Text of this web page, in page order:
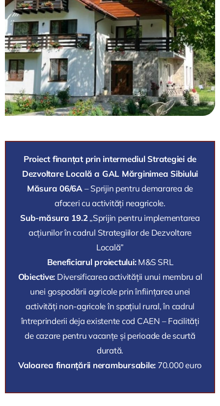
Proiect finanțat prin intermediul Strategiei de
Dezvoltare Locală a GAL Mărginimea Sibiului
Măsura 06/6A – Sprijin pentru demararea de
afaceri cu activități neagricole.
Sub-măsura 19.2„Sprijin pentru implementarea
acțiunilor în cadrul Strategiilor de Dezvoltare
Locală”
Beneficiarul proiectului:M&S SRL
Obiective: Diversificarea activității unui membru al
unei gospodării agricole prin înființarea unei
activități non-agricole în spațiul rural, în cadrul
întreprinderii deja existente cod CAEN – Facilități
de cazare pentru vacanțe și perioade de scurtă
durată.
Valoarea finanțării nerambursabile: 70.000 euro